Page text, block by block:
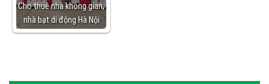
Cho thuê nhà không gian,
nhà bạt di động Hà Nội